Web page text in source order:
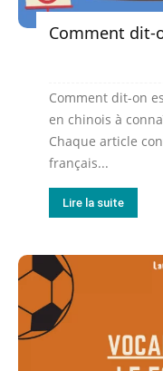
Comment dit-
Comment dit-on
en chinois à
Chaque article
français...
Lire la suite